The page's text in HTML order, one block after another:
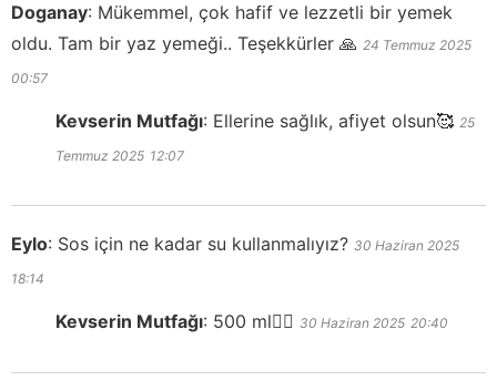
Doganay: Mükemmel, çok hafif ve lezzetli bir yemek
oldu. Tam bir yaz yemeği.. Teşekkürler 🙏 24 Temmuz 2025
00:57
Kevserin Mutfağı: Ellerine sağlık, afiyet olsun🥰 25
Temmuz 2025 12:07
Eylo: Sos için ne kadar su kullanmalıyız? 30 Haziran 2025
18:14
Kevserin Mutfağı: 500 ml👍🏻 30 Haziran 2025 20:40